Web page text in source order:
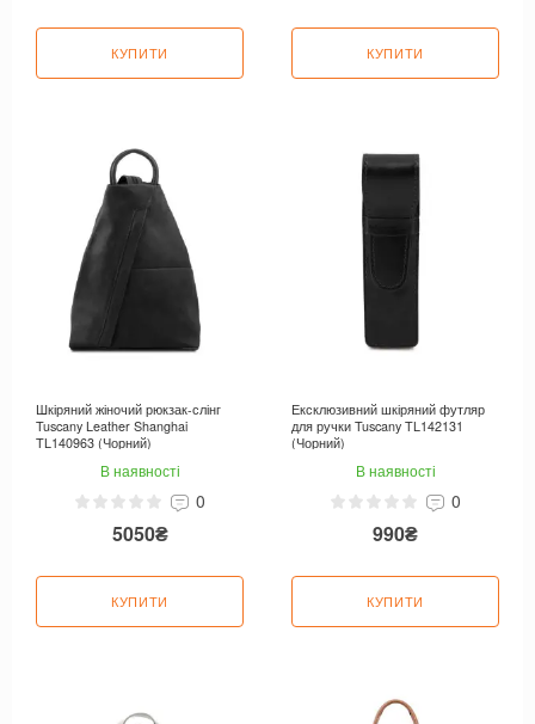
КУПИТИ КУПИТИ
Шкіряний жіночий рюкзак-слінг
Tuscany Leather Shanghai
TL140963 (Чорний)
В наявності
0
5050₴
КУПИТИ
Ексклюзивний шкіряний футляр
для ручки Tuscany TL142131
(Чорний)
В наявності
0
990₴
КУПИТИ